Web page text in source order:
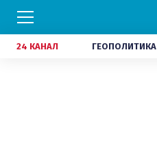
24 КАНАЛ ГЕОПОЛИТИКА